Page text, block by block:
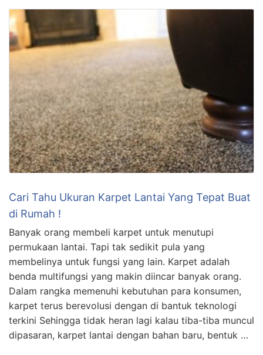
Cari Tahu Ukuran Karpet Lantai Yang Tepat Buat
di Rumah !
Banyak orang membeli karpet untuk menutupi
permukaan lantai. Tapi tak sedikit pula yang
membelinya untuk fungsi yang lain. Karpet adalah
benda multifungsi yang makin diincar banyak orang.
Dalam rangka memenuhi kebutuhan para konsumen,
karpet terus berevolusi dengan di bantuk teknologi
terkini Sehingga tidak heran lagi kalau tiba-tiba muncul
dipasaran, karpet lantai dengan bahan baru, bentuk …